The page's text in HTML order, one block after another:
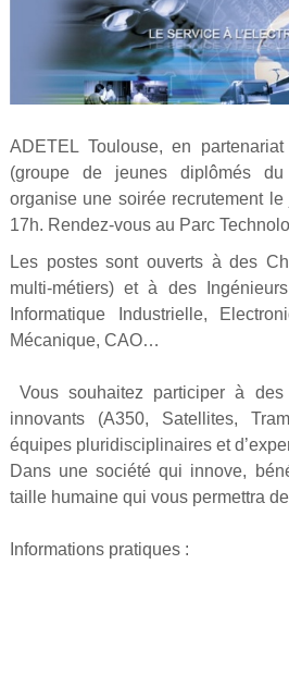
ADETEL Toulouse, en
(groupe de jeunes diplômés
organise une soirée recrutement
17h. Rendez-vous au Parc
Les postes sont ouverts à des
multi-métiers) et à des
Informatique Industrielle,
Mécanique, CAO…
Vous souhaitez participer à
innovants (A350, Satellites,
équipes pluridisciplinaires et
Dans une société qui innove,
taille humaine qui vous permettra
Informations pratiques :